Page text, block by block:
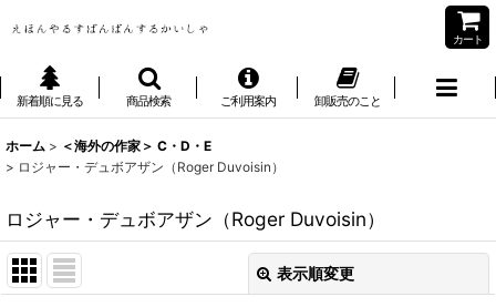
カート
新着順に見る 商品検索 ご利用案内 卸販売のこと
ホーム > ＜海外の作家＞ C・D・E
> ロジャー・デュボアザン（Roger Duvoisin）
ロジャー・デュボアザン（Roger Duvoisin）
表示順変更